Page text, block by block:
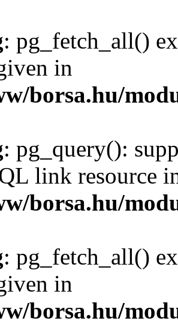
: pg_fetch_all()
in
borsa.hu/
: pg_query():
link resource
borsa.hu/
: pg_fetch_all()
in
borsa.hu/